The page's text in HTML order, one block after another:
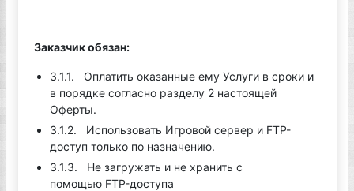
Заказчик обязан:
3.1.1. Оплатить оказанные ему Услуги в сроки и
в порядке согласно разделу 2 настоящей
Оферты.
3.1.2. Использовать Игровой сервер и FTP-
доступ только по назначению.
3.1.3. Не загружать и не хранить с
помощью FTP-доступа